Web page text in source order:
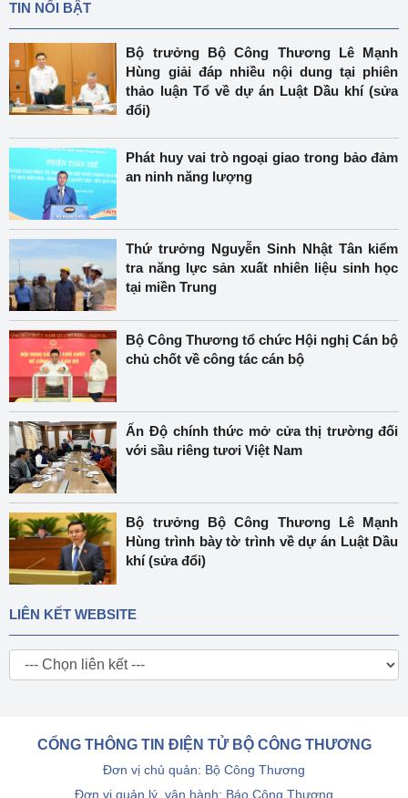
TIN NỔI BẬT
Bộ trưởng Bộ Công Thương Lê Mạnh
Hùng giải đáp nhiều nội dung tại phiên
thảo luận Tổ về dự án Luật Dầu khí (sửa
đổi)
Phát huy vai trò ngoại giao trong bảo đảm
an ninh năng lượng
Thứ trưởng Nguyễn Sinh Nhật Tân kiểm
tra năng lực sản xuất nhiên liệu sinh học
tại miền Trung
Bộ Công Thương tổ chức Hội nghị Cán bộ
chủ chốt về công tác cán bộ
Ấn Độ chính thức mở cửa thị trường đối
với sầu riêng tươi Việt Nam
Bộ trưởng Bộ Công Thương Lê Mạnh
Hùng trình bày tờ trình về dự án Luật Dầu
khí (sửa đổi)
LIÊN KẾT WEBSITE
CỔNG THÔNG TIN ĐIỆN TỬ BỘ CÔNG THƯƠNG
Đơn vị chủ quản: Bộ Công Thương
Đơn vị quản lý, vận hành: Báo Công Thương